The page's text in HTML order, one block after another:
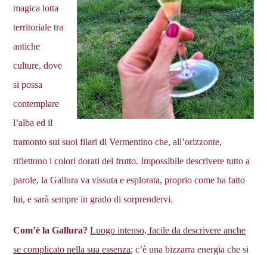
magica lotta
territoriale tra
antiche
culture, dove
si possa
contemplare
l’alba ed il
tramonto sui suoi filari di Vermentino che, all’orizzonte,
riflettono i colori dorati del frutto. Impossibile descrivere tutto a
parole, la Gallura va vissuta e esplorata, proprio come ha fatto
lui, e sarà sempre in grado di sorprendervi.
Com’è la Gallura?Luogo intenso, facile da descrivere anche
se complicato nella sua essenza; c’è una bizzarra energia che si